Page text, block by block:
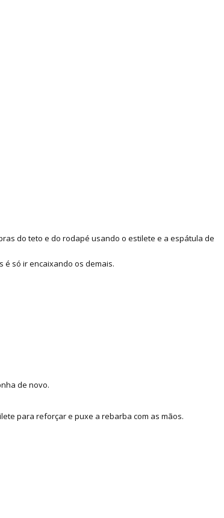
do teto e do rodapé usando o estilete e a espátula de
é só ir encaixando os demais.
de novo.
para reforçar e puxe a rebarba com as mãos.